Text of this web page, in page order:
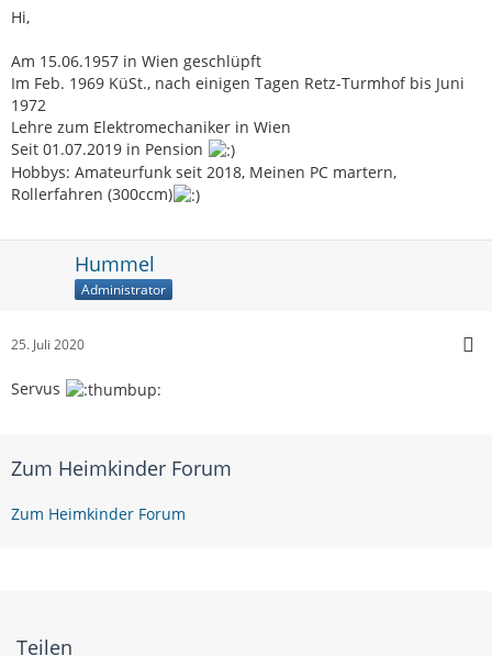
Hi,
Am 15.06.1957 in Wien geschlüpft
Im Feb. 1969 KüSt., nach einigen Tagen Retz-Turmhof bis Juni
1972
Lehre zum Elektromechaniker in Wien
Seit 01.07.2019 in Pension
Hobbys: Amateurfunk seit 2018, Meinen PC martern,
Rollerfahren (300ccm)
Hummel
Administrator
25. Juli 2020
Servus
Zum Heimkinder Forum
Zum Heimkinder Forum
Teilen